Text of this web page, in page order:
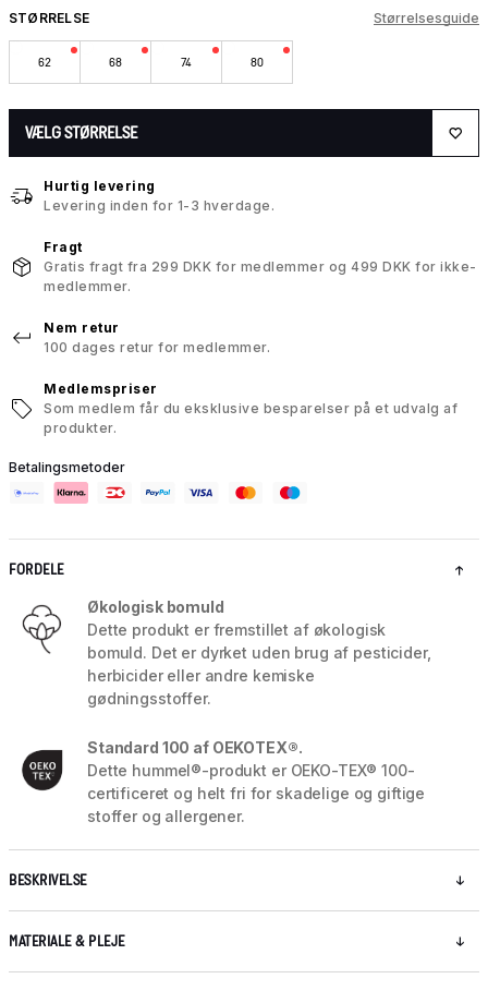
STØRRELSE Størrelsesguide
62 68 74 80
VÆLG STØRRELSE
Hurtig levering
Levering inden for 1-3 hverdage.
Fragt
Gratis fragt fra 299 DKK for medlemmer og 499 DKK for ikke-
medlemmer.
Nem retur
100 dages retur for medlemmer.
Medlemspriser
Som medlem får du eksklusive besparelser på et udvalg af
produkter.
Betalingsmetoder
FORDELE
Økologisk bomuld
Dette produkt er fremstillet af økologisk
bomuld. Det er dyrket uden brug af pesticider,
herbicider eller andre kemiske
gødningsstoffer.
Standard 100 af OEKOTEX®.
Dette hummel®-produkt er OEKO-TEX® 100-
certificeret og helt fri for skadelige og giftige
stoffer og allergener.
BESKRIVELSE
MATERIALE & PLEJE